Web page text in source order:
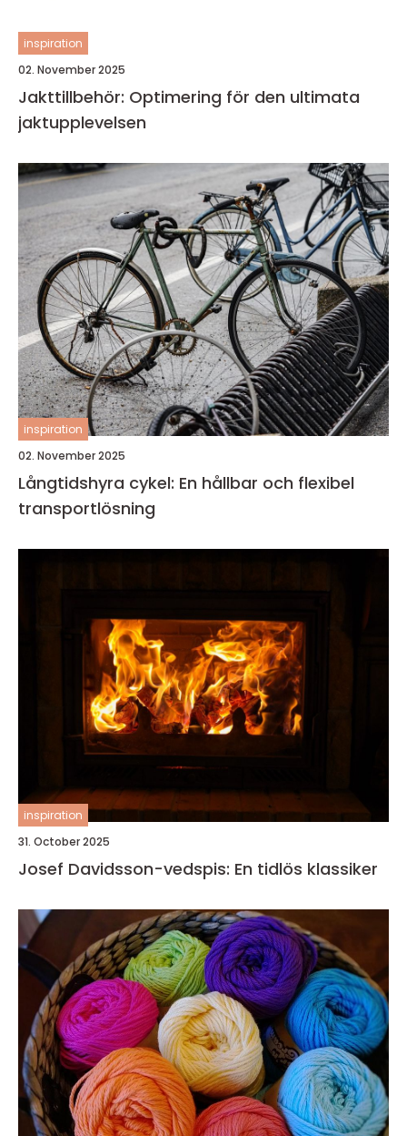
inspiration
02. November 2025
Jakttillbehör: Optimering för den ultimata
jaktupplevelsen
inspiration
02. November 2025
Långtidshyra cykel: En hållbar och flexibel
transportlösning
inspiration
31. October 2025
Josef Davidsson-vedspis: En tidlös klassiker